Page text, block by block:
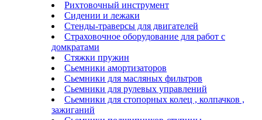
Рихтовочный инструмент
Сидении и лежаки
Стенды-траверсы для двигателей
Страховочное оборудование для работ с
домкратами
Стяжки пружин
Сьемники амортизаторов
Сьемники для масляных фильтров
Сьемники для рулевых управлений
Сьемники для стопорных колец , колпачков ,
зажиганий